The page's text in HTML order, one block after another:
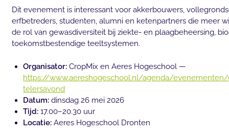
Dit evenement is interessant voor akkerbouwers,
erfbetreders, studenten, alumni en ketenpartners die meer
de rol van gewasdiversiteit bij ziekte- en plaagbeheersing,
toekomstbestendige teeltsystemen.
Organisator: CropMix en Aeres Hogeschool —
https://www.aereshogeschool.nl/agenda/
telersavond
Datum: dinsdag 26 mei 2026
Tijd: 17.00–20.30 uur
Locatie: Aeres Hogeschool Dronten